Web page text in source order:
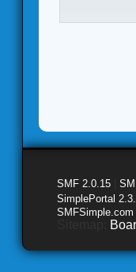
SMF 2.0.15
SimplePortal